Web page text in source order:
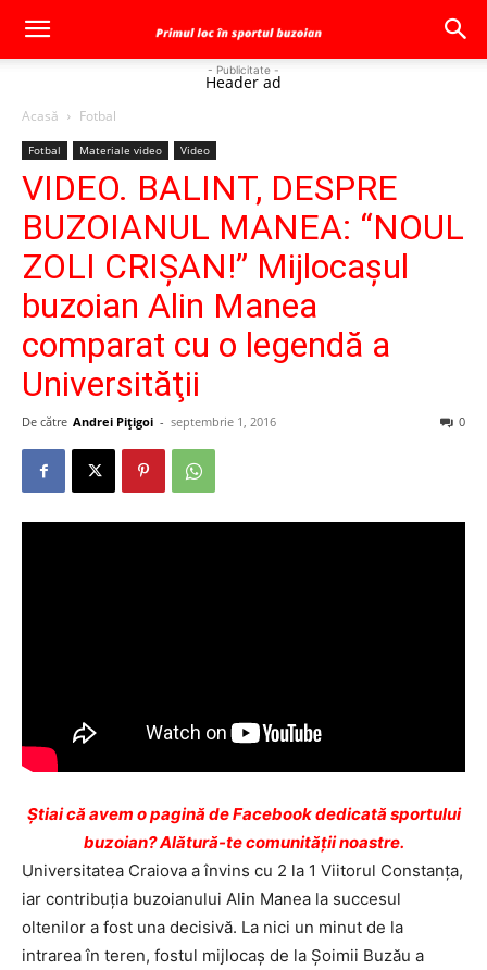
- Publicitate -
Header ad
Acasă Fotbal
Fotbal Materiale video Video
VIDEO. BALINT, DESPRE
BUZOIANUL MANEA: “NOUL
ZOLI CRIŞAN!” Mijlocaşul
buzoian Alin Manea
comparat cu o legendă a
Universităţii
De către Andrei Pițigoi - septembrie 1, 2016 0
Ştiai că avem o pagină de Facebook dedicată sportului
buzoian? Alătură-te comunității noastre.
Universitatea Craiova a învins cu 2 la 1 Viitorul Constanţa,
iar contribuţia buzoianului Alin Manea la succesul
oltenilor a fost una decisivă. La nici un minut de la
intrarea în teren, fostul mijlocaş de la Şoimii Buzău a